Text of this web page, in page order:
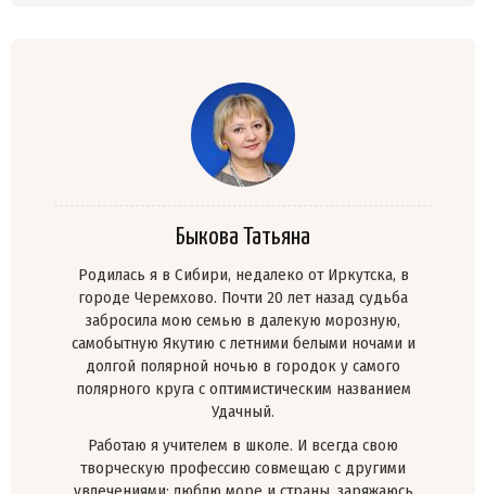
Быкова Татьяна
Родилась я в Сибири, недалеко от Иркутска, в
городе Черемхово. Почти 20 лет назад судьба
забросила мою семью в далекую морозную,
самобытную Якутию с летними белыми ночами и
долгой полярной ночью в городок у самого
полярного круга с оптимистическим названием
Удачный.
Работаю я учителем в школе. И всегда свою
творческую профессию совмещаю с другими